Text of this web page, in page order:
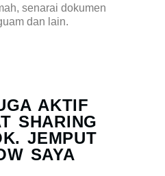
senarai dokumen
dan lain.
AKTIF
SHARING
JEMPUT
SAYA